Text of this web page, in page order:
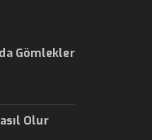
Gömlekler
Olur